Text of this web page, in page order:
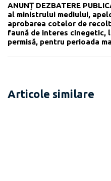
ANUNȚ DEZBATERE
al ministrului mediului,
aprobarea cotelor de
faună de interes cinegetic,
permisă, pentru perioada
Articole similare